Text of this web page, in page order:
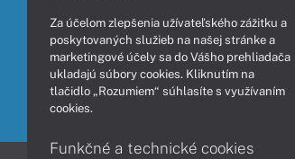
Za účelom zlepšenia užívateľského zážitku a
poskytovaných služieb na našej stránke a
marketingové účely sa do Vášho prehliadača
ukladajú súbory cookies. Kliknutím na
tlačidlo „Rozumiem“ súhlasíte s využívaním
cookies.
Funkčné a technické cookies